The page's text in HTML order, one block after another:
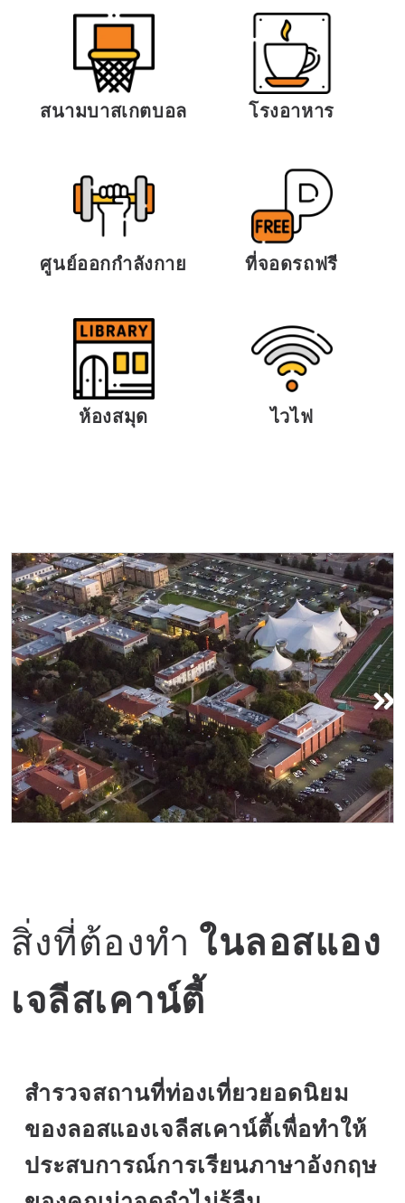
สนามบาสเกตบอล โรงอาหาร
ศูนย์ออกกำลังกาย ที่จอดรถฟรี
ห้องสมุด ไวไฟ
วิทยาเขต
สิ่งที่ต้องทำ ในลอสแอง
เจลีสเคาน์ตี้
สำรวจสถานที่ท่องเที่ยวยอดนิยม
ของลอสแองเจลีสเคาน์ตี้เพื่อทำให้
ประสบการณ์การเรียนภาษาอังกฤษ